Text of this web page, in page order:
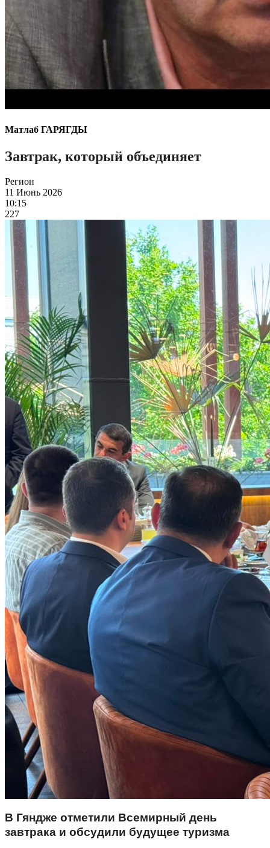
Матлаб ГАРЯГДЫ
Завтрак, который объединяет
Регион
11 Июнь 2026
10:15
227
В Гяндже отметили Всемирный день
завтрака и обсудили будущее туризма